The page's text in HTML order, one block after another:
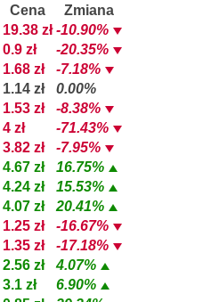
Cena
Zmiana
19.38 zł -10.90%
0.9 zł
-20.35%
1.68 zł
-7.18%
1.14 zł
0.00%
1.53 zł
-8.38%
4 zł
-71.43%
3.82 zł
-7.95%
4.67 zł
16.75%
4.24 zł
15.53%
4.07 zł
20.41%
1.25 zł
-16.67%
1.35 zł
-17.18%
2.56 zł
4.07%
3.1 zł
6.90%